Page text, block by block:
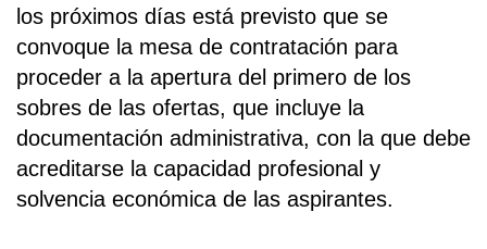
los próximos días está previsto que se
convoque la mesa de contratación para
proceder a la apertura del primero de los
sobres de las ofertas, que incluye la
documentación administrativa, con la que debe
acreditarse la capacidad profesional y
solvencia económica de las aspirantes.